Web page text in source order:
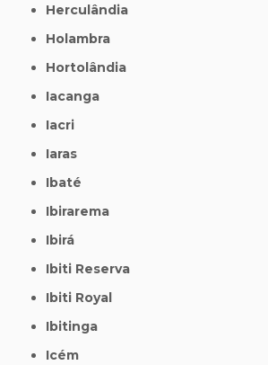
Herculândia
Holambra
Hortolândia
Iacanga
Iacri
Iaras
Ibaté
Ibirarema
Ibirá
Ibiti Reserva
Ibiti Royal
Ibitinga
Icém